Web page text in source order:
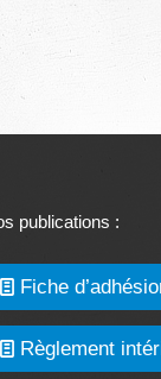
publications :
Fiche
Règlement